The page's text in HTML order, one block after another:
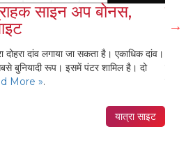
साइन अप बोनस,
दोहरा दांव लगाया जा सकता है। एकाधिक दांव।
बुनियादी रूप। इसमें पंटर शामिल है। दो
More ».
यात्रा साइट